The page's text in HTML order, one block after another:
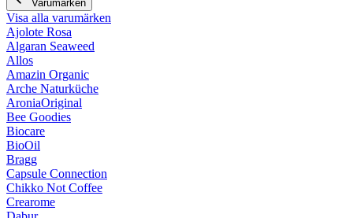
Varumärken
Visa alla varumärken
Ajolote Rosa
Algaran Seaweed
Allos
Amazin Organic
Arche Naturküche
AroniaOriginal
Bee Goodies
Biocare
BioOil
Bragg
Capsule Connection
Chikko Not Coffee
Crearome